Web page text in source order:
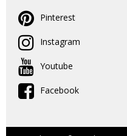
Pinterest
Instagram
Youtube
Facebook